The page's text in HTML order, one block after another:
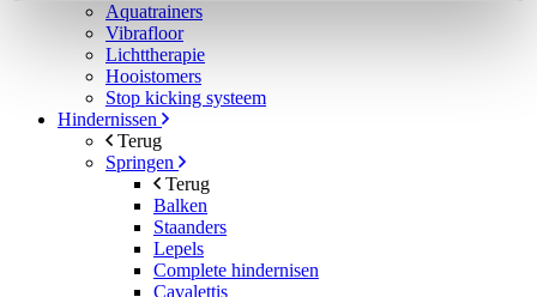
Aquatrainers
Vibrafloor
Lichttherapie
Hooistomers
Stop kicking systeem
Hindernissen
Terug
Springen
Terug
Balken
Staanders
Lepels
Complete hindernisen
Cavalettis